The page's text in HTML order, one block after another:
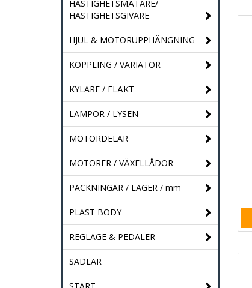
HASTIGHETSMÄTARE/
HASTIGHETSGIVARE
HJUL & MOTORUPPHÄNGNING
KOPPLING / VARIATOR
KYLARE / FLÄKT
LAMPOR / LYSEN
MOTORDELAR
MOTORER / VÄXELLÅDOR
PACKNINGAR / LAGER / mm
PLAST BODY
REGLAGE & PEDALER
SADLAR